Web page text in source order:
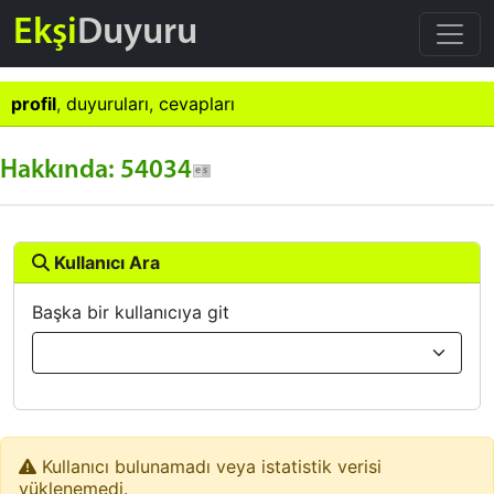
EkşiDuyuru
profil, duyuruları, cevapları
Hakkında: 54034
Kullanıcı Ara
Başka bir kullanıcıya git
Kullanıcı bulunamadı veya istatistik verisi
yüklenemedi.